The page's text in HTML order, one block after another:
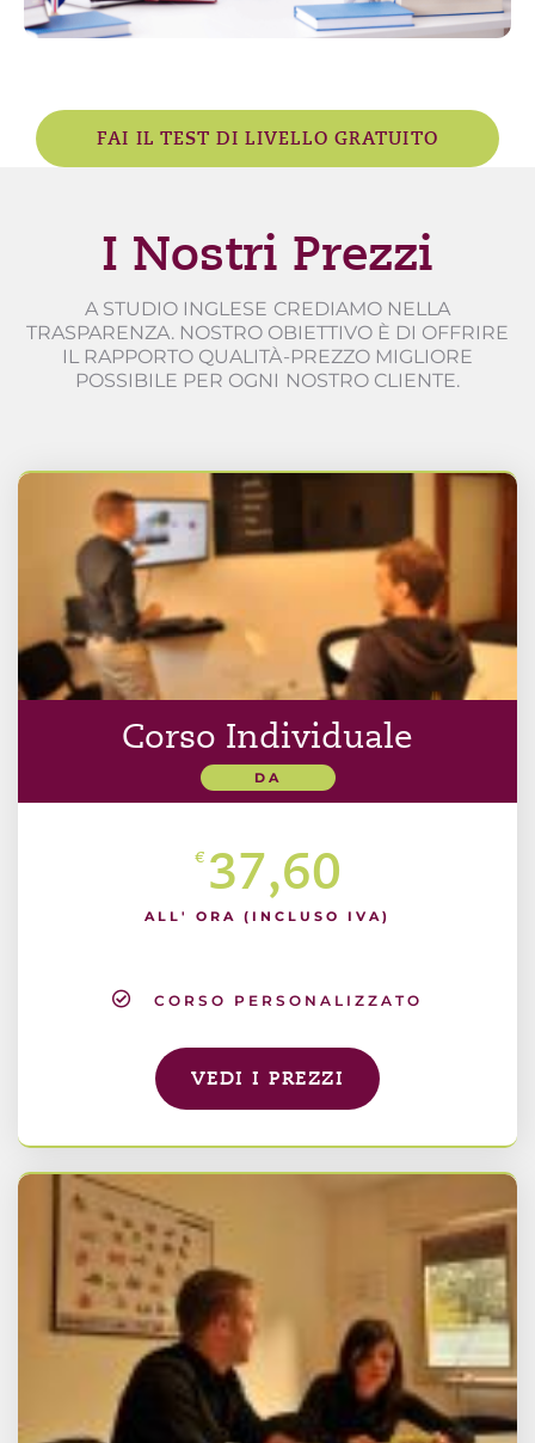
FAI IL TEST DI LIVELLO GRATUITO
I Nostri Prezzi
A STUDIO INGLESE CREDIAMO NELLA
TRASPARENZA. NOSTRO OBIETTIVO È DI OFFRIRE
IL RAPPORTO QUALITÀ-PREZZO MIGLIORE
POSSIBILE PER OGNI NOSTRO CLIENTE.
Corso Individuale
DA
€ 37,60
ALL' ORA (INCLUSO IVA)
CORSO PERSONALIZZATO
VEDI I PREZZI